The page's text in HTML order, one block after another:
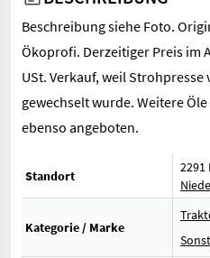
Beschreibung siehe Foto.
Ökoprofi. Derzeitiger Preis im
USt. Verkauf, weil
gewechselt wurde. Weitere
ebenso angeboten.
Standort
2291
Kategorie / Marke